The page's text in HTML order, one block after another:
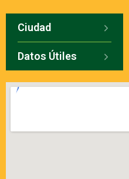
Ciudad
Datos Útiles